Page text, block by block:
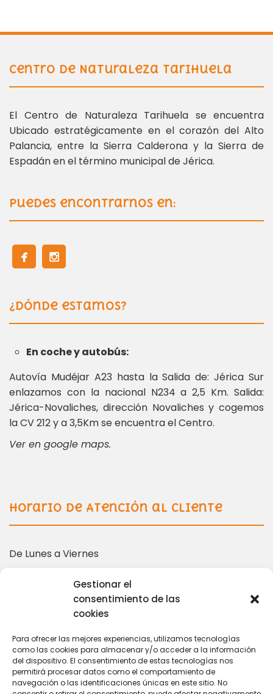
Gestionar el
consentimiento de las
cookies
Para ofrecer las mejores experiencias, utilizamos tecnologías
como las cookies para almacenar y/o acceder a la información
del dispositivo. El consentimiento de estas tecnologías nos
permitirá procesar datos como el comportamiento de
navegación o las identificaciones únicas en este sitio. No
Centro de Naturaleza Tarihuela
El Centro de Naturaleza Tarihuela se encuentra
Ubicado estratégicamente en el corazón del Alto
Palancia, entre la Sierra Calderona y la Sierra de
Espadán en el término municipal de Jérica.
Puedes encontrarnos en:
¿Dónde estamos?
En coche y autobús:
Autovía Mudéjar A23 hasta la Salida de: Jérica Sur
enlazamos con la nacional N234 a 2,5 Km. Salida:
Jérica-Novaliches, dirección Novaliches y cogemos
la CV 212 y a 3,5Km se encuentra el Centro.
Ver en google maps.
Horario de Atención al Cliente
De Lunes a Viernes
Más información en:
coordinacion@tarihuela.com
671 509 522